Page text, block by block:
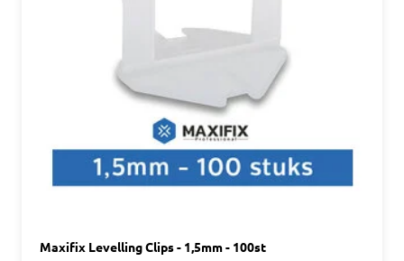
Maxifix Levelling Clips - 1,5mm - 100st